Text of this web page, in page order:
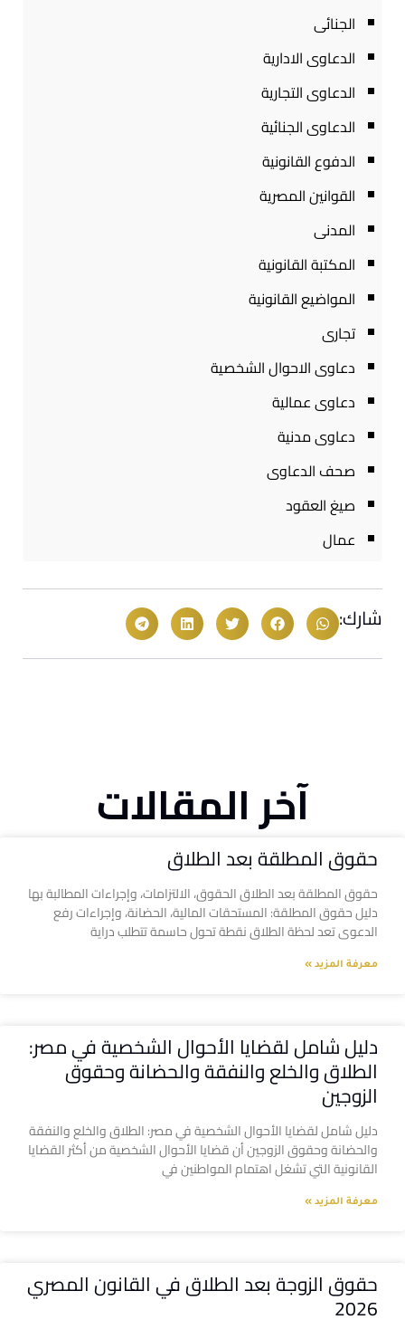
الجنائى
الدعاوى الادارية
الدعاوى التجارية
الدعاوى الجنائية
الدفوع القانونية
القوانين المصرية
المدنى
المكتبة القانونية
المواضيع القانونية
تجارى
دعاوى الاحوال الشخصية
دعاوى عمالية
دعاوى مدنية
صحف الدعاوى
صيغ العقود
عمال
شارك:
آخر المقالات
حقوق المطلقة بعد الطلاق
حقوق المطلقة بعد الطلاق الحقوق، الالتزامات، وإجراءات المطالبة بها
دليل حقوق المطلقة: المستحقات المالية، الحضانة، وإجراءات رفع
الدعوى تعد لحظة الطلاق نقطة تحول حاسمة تتطلب دراية
معرفة المزيد »
دليل شامل لقضايا الأحوال الشخصية في مصر:
الطلاق والخلع والنفقة والحضانة وحقوق
الزوجين
دليل شامل لقضايا الأحوال الشخصية في مصر: الطلاق والخلع والنفقة
والحضانة وحقوق الزوجين أن قضايا الأحوال الشخصية من أكثر القضايا
القانونية التي تشغل اهتمام المواطنين في
معرفة المزيد »
حقوق الزوجة بعد الطلاق في القانون المصري
2026